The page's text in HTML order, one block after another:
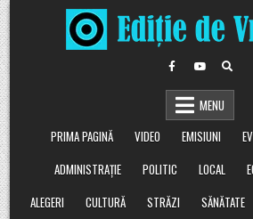
Skip
to
content
MENU
PRIMA PAGINĂ
VIDEO EMISIUNI
ADMINISTRAȚIE
POLITIC LOCAL
ALEGERI
CULTURĂ STRĂZI SĂNĂTATE